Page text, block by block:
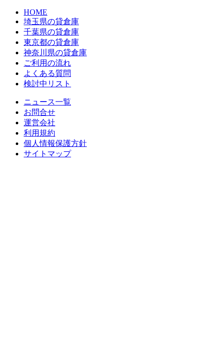
HOME
埼玉県の貸倉庫
千葉県の貸倉庫
東京都の貸倉庫
神奈川県の貸倉庫
ご利用の流れ
よくある質問
検討中リスト
ニュース一覧
お問合せ
運営会社
利用規約
個人情報保護方針
サイトマップ